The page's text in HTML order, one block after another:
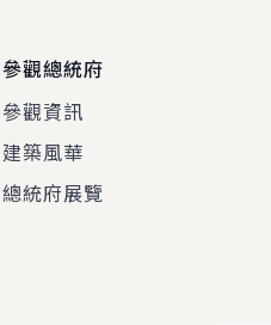
參觀總統府
參觀資訊
建築風華
總統府展覽